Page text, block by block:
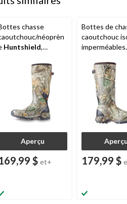
chasse
néoprèn
Huntshield,
Aperçu
$ et+
Bottes de
caoutchouc
imperméables
antiodeurs,
camouflage,
179,99 $